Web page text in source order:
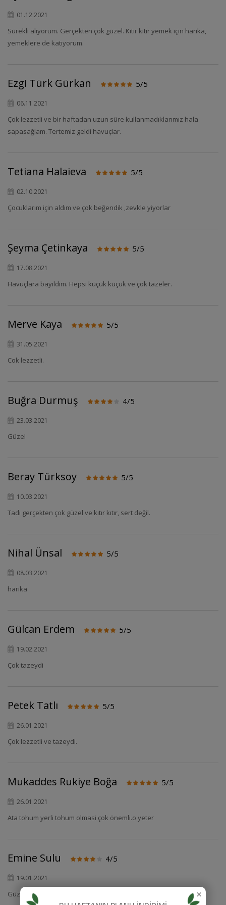
01.12.2021
Sürekli alıyorum. Gerçekten çok güzel. Kıtır kıtır yemek için harika,
yemeklere de katıyorum.
Ezgi Türk Gürkan 5/5
06.11.2021
Çok lezzetli ve bir haftadan uzun süre kullanmadıklarımız hala
sapasağlam. Tertemiz geldi havuçlar.
Tetiana Halaieva 5/5
02.10.2021
Çocuklarım için aldım ve çok beğendik ,zevkle yiyorlar
Şeyma Çetinkaya 5/5
17.08.2021
Havuçlara bayıldım. Hepsi küçük küçük ve çok tazeler.
Merve Kaya 5/5
31.05.2021
Cok lezzetli.
Buğra Durmuş 4/5
23.03.2021
Güzel
Beray Türksoy 5/5
10.03.2021
Tadı gerçekten çok güzel ve kıtır kıtır, sert değil.
Nihal Ünsal 5/5
08.03.2021
harika
Gülcan Erdem 5/5
19.02.2021
Çok tazeydi
Petek Tatlı 5/5
26.01.2021
Çok lezzetli ve tazeydi.
Mukaddes Rukiye Boğa 5/5
26.01.2021
Ata tohum yerli tohum olmasi çok önemli.o yeter
Emine Sulu 4/5
19.01.2021
Güzel ×